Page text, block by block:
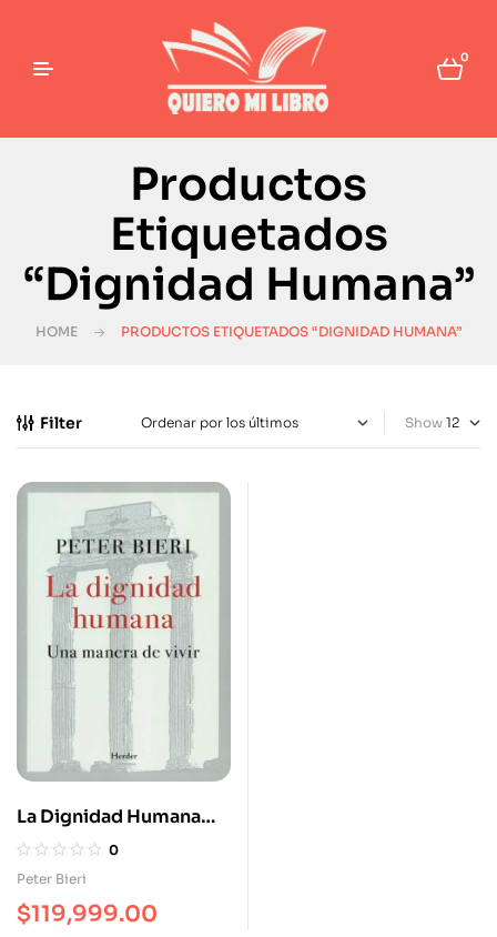
0
Productos
Etiquetados
“Dignidad Humana”
HOME PRODUCTOS ETIQUETADOS “DIGNIDAD HUMANA”
Filter Show
La Dignidad Humana
Una Manera De Vivir
0
Peter Bieri
$119,999.00